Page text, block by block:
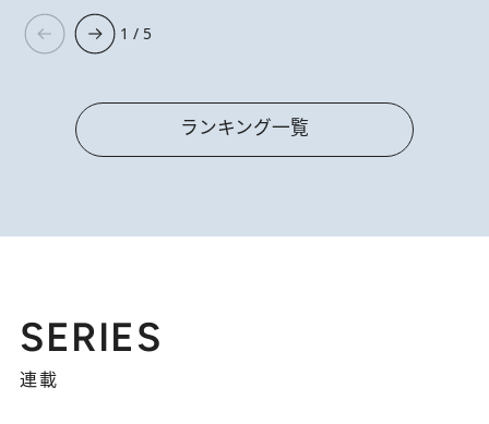
1 / 5
ランキング一覧
SERIES
連載